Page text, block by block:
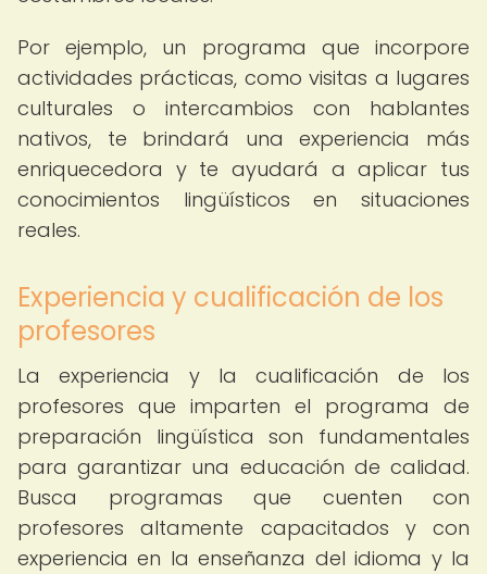
Por ejemplo, un programa que incorpore
actividades prácticas, como visitas a lugares
culturales o intercambios con hablantes
nativos, te brindará una experiencia más
enriquecedora y te ayudará a aplicar tus
conocimientos lingüísticos en situaciones
reales.
Experiencia y cualificación de los
profesores
La experiencia y la cualificación de los
profesores que imparten el programa de
preparación lingüística son fundamentales
para garantizar una educación de calidad.
Busca programas que cuenten con
profesores altamente capacitados y con
experiencia en la enseñanza del idioma y la